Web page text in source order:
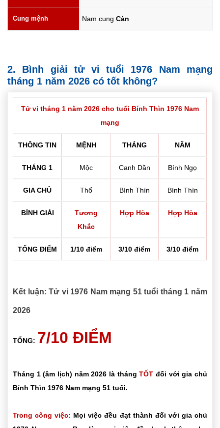
Cung mệnh Nam cung Càn
2. Bình giải tử vi tuổi 1976 Nam mạng
tháng 1 năm 2026 có tốt không?
Tử vi tháng 1 năm 2026 cho tuổi Bính Thìn 1976 Nam
mạng
THÔNG TIN MỆNH THÁNG NĂM
THÁNG 1 Mộc Canh Dần Bính Ngọ
GIA CHỦ Thổ Bính Thìn Bính Thìn
BÌNH GIẢI
Tương
Khắc
Hợp Hòa Hợp Hòa
TỔNG ĐIỂM 1/10 điểm 3/10 điểm 3/10 điểm
Kết luận: Tử vi 1976 Nam mạng 51 tuổi tháng 1 năm
2026
TỔNG: 7/10 ĐIỂM
Tháng 1 (âm lịch) năm 2026 là thángTỐT đối với gia chủ
Bính Thìn 1976 Nam mạng 51 tuổi.
Trong công việc: Mọi việc đều đạt thành đối với gia chủ